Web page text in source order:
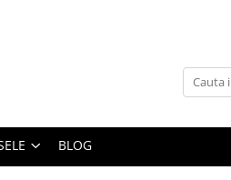
BLOG